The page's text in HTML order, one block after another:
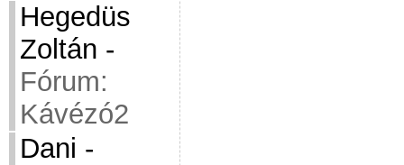
Hegedüs
Zoltán -
Fórum:
Kávézó2
Dani -